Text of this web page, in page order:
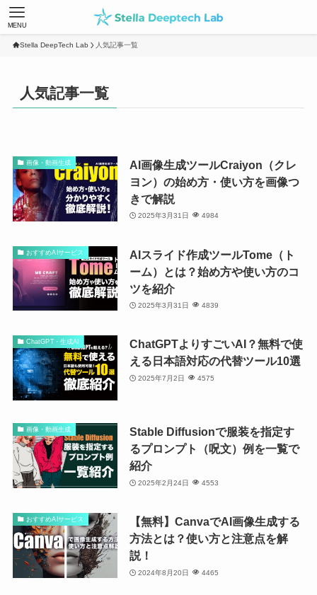
MENU
Stella DeepTech Lab 人気記事一覧
人気記事一覧
画像・動画生成
AI画像生成ツールCraiyon（クレ
ヨン）の始め方・使い方を画像つ
きで解説
2025年3月31日 4984
おすすめAIサービス
AIスライド作成ツールTome（ト
ーム）とは？始め方や使い方のコ
ツを紹介
2025年3月31日 4839
ChatGPT・生成AI
ChatGPTよりすごいAI？無料で使
える日本語対応の代替ツール10選
2025年7月2日 4575
画像・動画生成
Stable Diffusionで服装を指定す
るプロンプト（呪文）例を一覧で
紹介
2025年2月24日 4553
おすすめAIサービス
【無料】CanvaでAI画像生成する
方法とは？使い方と注意点を解
説！
2024年8月20日 4465